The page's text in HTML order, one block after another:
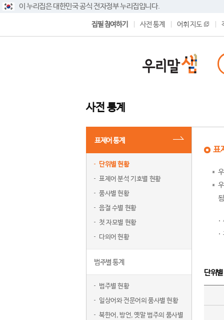
이 누리집은 대한민국 공식 전자정부 누리집입니다.
집필 참여하기 사전 통계 어휘 지도
사전 통계
표제어 통계
단위별 현황
표제어 분석 기호별 현황
품사별 현황
음절 수별 현황
첫 자모별 현황
다의어 현황
범주별 통계
범주별 현황
일상어와 전문어의 품사별 현황
북한어, 방언, 옛말 범주의 품사별
표
단위